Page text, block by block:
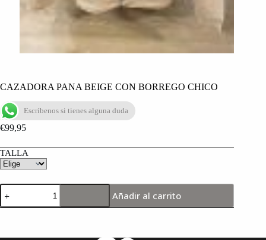
CAZADORA PANA BEIGE CON BORREGO CHICO
Escríbenos si tienes alguna duda
€99,95
TALLA
Añadir al carrito